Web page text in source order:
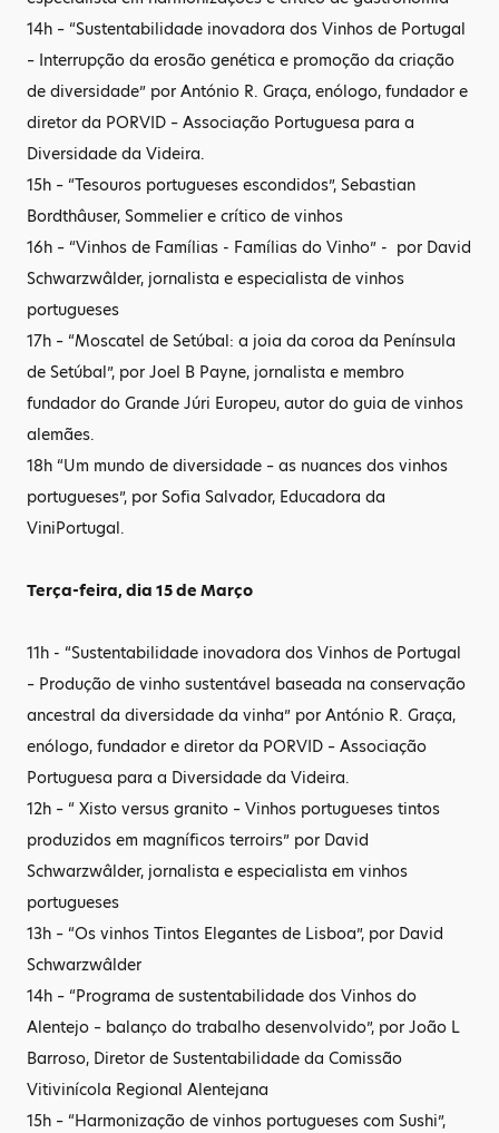
14h – “Sustentabilidade inovadora dos Vinhos de Portugal
– Interrupção da erosão genética e promoção da criação
de diversidade” por António R. Graça, enólogo, fundador e
diretor da PORVID – Associação Portuguesa para a
Diversidade da Videira.
15h – “Tesouros portugueses escondidos”, Sebastian
Bordthâuser, Sommelier e crítico de vinhos
16h – “Vinhos de Famílias - Famílias do Vinho” - por David
Schwarzwâlder, jornalista e especialista de vinhos
portugueses
17h – “Moscatel de Setúbal: a joia da coroa da Península
de Setúbal”, por Joel B Payne, jornalista e membro
fundador do Grande Júri Europeu, autor do guia de vinhos
alemães.
18h “Um mundo de diversidade – as nuances dos vinhos
portugueses”, por Sofia Salvador, Educadora da
ViniPortugal.
Terça-feira, dia 15 de Março
11h - “Sustentabilidade inovadora dos Vinhos de Portugal
– Produção de vinho sustentável baseada na conservação
ancestral da diversidade da vinha” por António R. Graça,
enólogo, fundador e diretor da PORVID – Associação
Portuguesa para a Diversidade da Videira.
12h – “ Xisto versus granito – Vinhos portugueses tintos
produzidos em magníficos terroirs” por David
Schwarzwâlder, jornalista e especialista em vinhos
portugueses
13h – “Os vinhos Tintos Elegantes de Lisboa”, por David
Schwarzwâlder
14h – “Programa de sustentabilidade dos Vinhos do
Alentejo – balanço do trabalho desenvolvido”, por João L
Barroso, Diretor de Sustentabilidade da Comissão
Vitivinícola Regional Alentejana
15h – “Harmonização de vinhos portugueses com Sushi”,